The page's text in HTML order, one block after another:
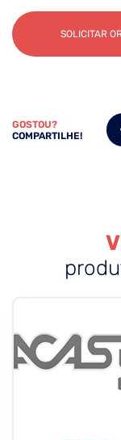
SOLICITAR
GOSTOU?
COMPARTILHE!